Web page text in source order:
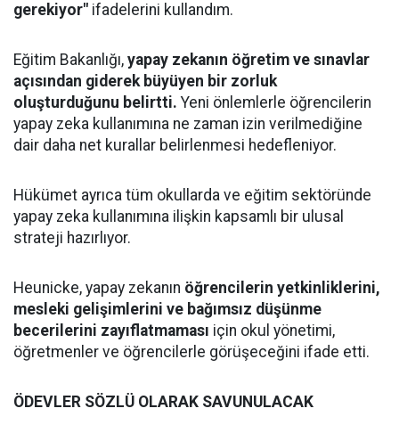
gerekiyor" ifadelerini kullandım.
Eğitim Bakanlığı, yapay zekanın öğretim ve sınavlar
açısından giderek büyüyen bir zorluk
oluşturduğunu belirtti. Yeni önlemlerle öğrencilerin
yapay zeka kullanımına ne zaman izin verilmediğine
dair daha net kurallar belirlenmesi hedefleniyor.
Hükümet ayrıca tüm okullarda ve eğitim sektöründe
yapay zeka kullanımına ilişkin kapsamlı bir ulusal
strateji hazırlıyor.
Heunicke, yapay zekanın öğrencilerin yetkinliklerini,
mesleki gelişimlerini ve bağımsız düşünme
becerilerini zayıflatmaması için okul yönetimi,
öğretmenler ve öğrencilerle görüşeceğini ifade etti.
ÖDEVLER SÖZLÜ OLARAK SAVUNULACAK